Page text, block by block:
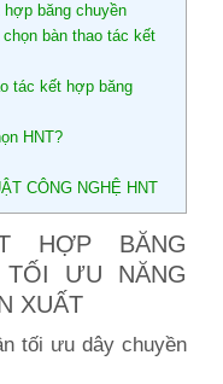
băng chuyền
bàn thao tác kết
tác kết hợp băng
HNT?
CÔNG NGHỆ HNT
HỢP BĂNG
ƯU NĂNG
XUẤT
tối ưu dây chuyền